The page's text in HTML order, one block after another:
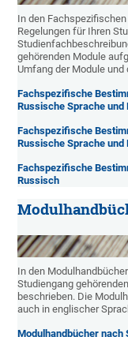
In den
Regelungen für Ihren
gehörenden Module
Umfang der Module
Fachspezifische
Russische Sprache und
Fachspezifische
Russische Sprache und
Fachspezifische
Russisch
In den
Studiengang
beschrieben. Die
auch in englischer
Modulhandbücher nach